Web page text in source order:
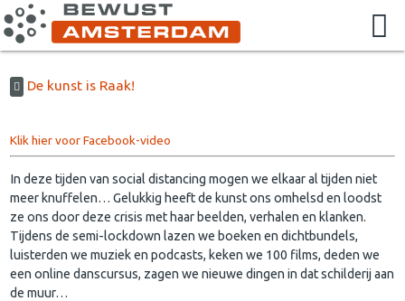
De kunst is Raak!
Klik hier voor Facebook-video
In deze tijden van social distancing mogen we elkaar al tijden niet
meer knuffelen… Gelukkig heeft de kunst ons omhelsd en loodst
ze ons door deze crisis met haar beelden, verhalen en klanken.
Tijdens de semi-lockdown lazen we boeken en dichtbundels,
luisterden we muziek en podcasts, keken we 100 films, deden we
een online danscursus, zagen we nieuwe dingen in dat schilderij aan
de muur…